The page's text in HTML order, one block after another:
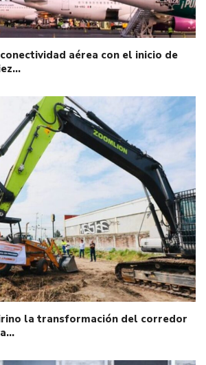
aérea con el inicio de
la transformación del corredor